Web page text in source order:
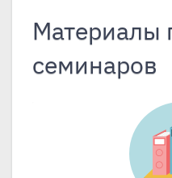
семинаров